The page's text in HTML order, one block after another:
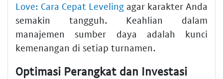
Love: Cara Cepat Leveling agar karakter Anda
semakin tangguh. Keahlian dalam
manajemen sumber daya adalah kunci
kemenangan di setiap turnamen.
Optimasi Perangkat dan Investasi